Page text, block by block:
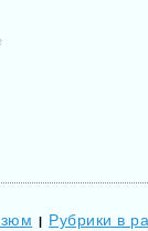
| Рубрики в